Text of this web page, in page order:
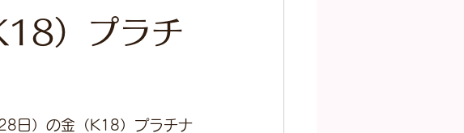
）プラチ
日）の金（K18）プラチナ